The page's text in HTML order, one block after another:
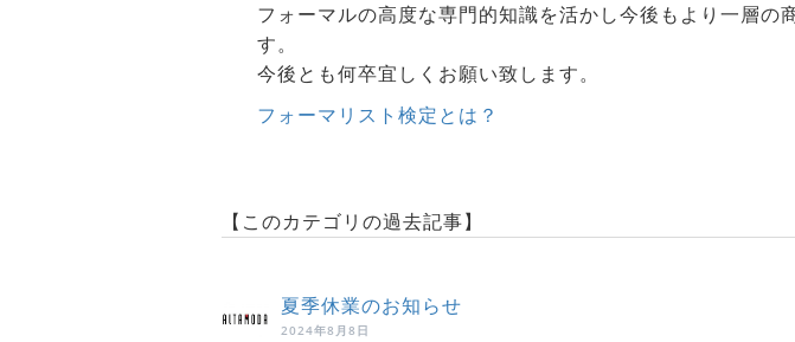
フォーマルの高度な専門的知識を活かし今後もより一層
す。
今後とも何卒宜しくお願い致します。
フォーマリスト検定とは？
【このカテゴリの過去記事】
夏季休業のお知らせ
2024年8月8日